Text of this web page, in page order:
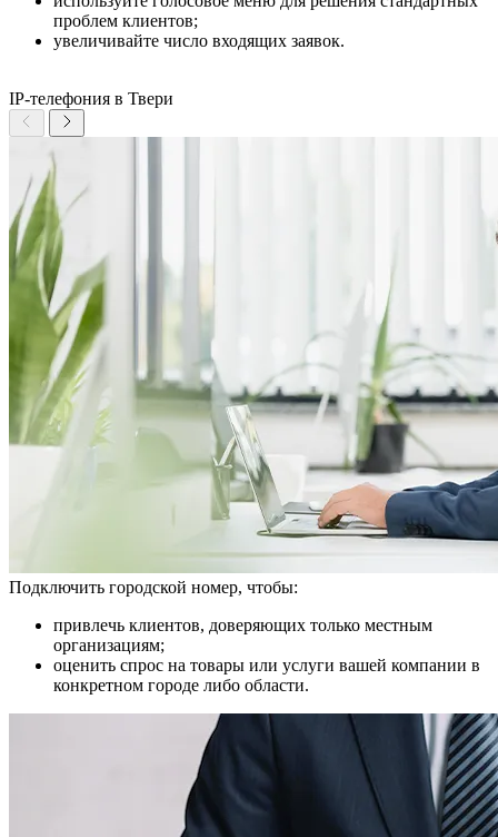
проблем клиентов;
увеличивайте число входящих заявок.
IP-телефония в Твери
Подключить городской номер, чтобы:
привлечь клиентов, доверяющих только местным
организациям;
оценить спрос на товары или услуги вашей компании в
конкретном городе либо области.